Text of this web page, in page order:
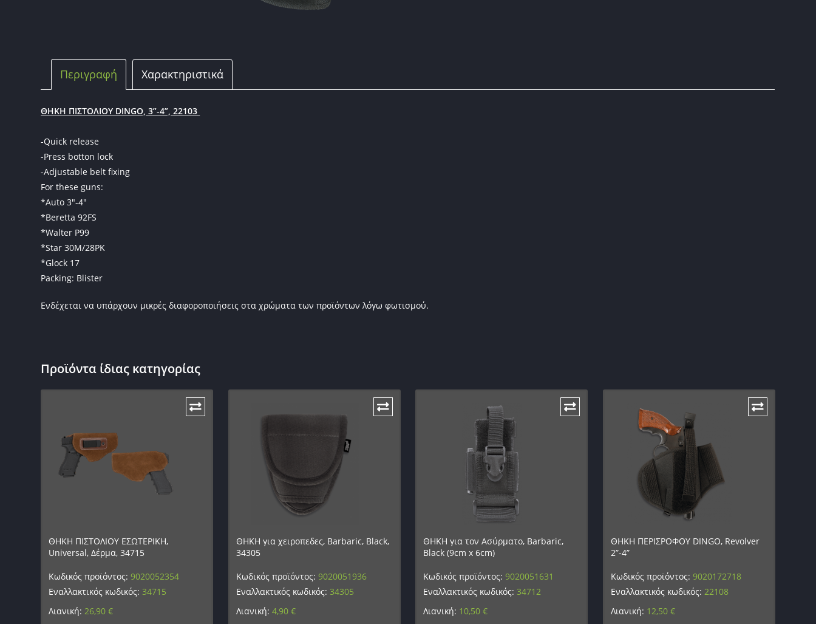
Περιγραφή Χαρακτηριστικά
ΘΗΚΗ ΠΙΣΤΟΛΙΟΥ DINGO, 3”-4”, 22103
-Quick release
-Press botton lock
-Adjustable belt fixing
For these guns:
*Auto 3″-4″
*Beretta 92FS
*Walter P99
*Star 30M/28PK
*Glock 17
Packing: Blister
Ενδέχεται να υπάρχουν μικρές διαφοροποιήσεις στα χρώματα των προϊόντων λόγω φωτισμού.
Προϊόντα ίδιας κατηγορίας
ΘΗΚΗ ΠΙΣΤΟΛΙΟΥ ΕΣΩΤΕΡΙΚΗ,
Universal, Δέρμα, 34715
Κωδικός προϊόντος:9020052354
Εναλλακτικός κωδικός: 34715
Λιανική:26,90€
ΘΗΚΗ για χειροπεδες, Barbaric, Black,
34305
Κωδικός προϊόντος: 9020051936
Εναλλακτικός κωδικός: 34305
Λιανική: 4,90 €
ΘΗΚΗ για τον Ασύρματο, Barbaric,
Black (9cm x 6cm)
Κωδικός προϊόντος:9020051631
Εναλλακτικός κωδικός: 34712
Λιανική: 10,50€
ΘΗΚΗ ΠΕΡΙΣΡΟΦΟΥ DINGO, Revolver
2”-4”
Κωδικός προϊόντος: 9020172718
Εναλλακτικός κωδικός: 22108
Λιανική: 12,50 €